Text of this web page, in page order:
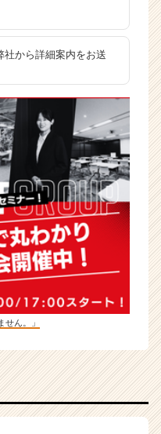
社から詳細案内をお送
せん。」